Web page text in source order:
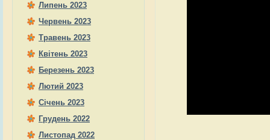
Липень 2023
Червень 2023
Травень 2023
Квітень 2023
Березень 2023
Лютий 2023
Січень 2023
Грудень 2022
Листопад 2022